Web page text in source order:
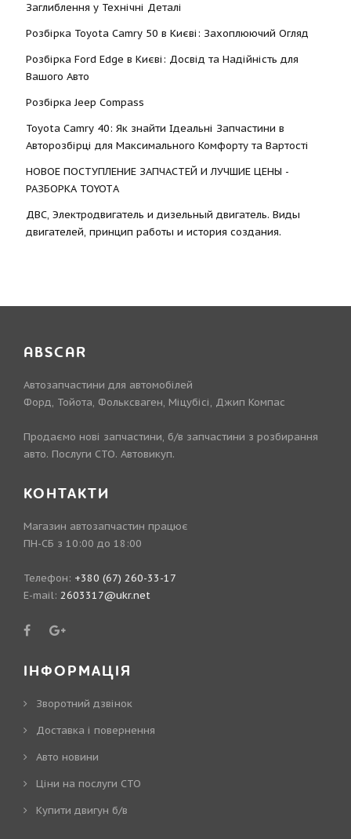
Заглиблення у Технічні Деталі
Розбірка Toyota Camry 50 в Києві: Захоплюючий Огляд
Розбірка Ford Edge в Києві: Досвід та Надійність для
Вашого Авто
Розбірка Jeep Compass
Toyota Camry 40: Як знайти Ідеальні Запчастини в
Авторозбірці для Максимального Комфорту та Вартості
НОВОЕ ПОСТУПЛЕНИЕ ЗАПЧАСТЕЙ И ЛУЧШИЕ ЦЕНЫ -
РАЗБОРКА TOYOTА
ДВС, Электродвигатель и дизельный двигатель. Виды
двигателей, принцип работы и история создания.
ABSCAR
Автозапчастини для автомобілей
Форд, Тойота, Фольксваген, Міцубісі, Джип Компас
Продаємо нові запчастини, б/в запчастини з розбирання
авто. Послуги СТО. Автовикуп.
КОНТАКТИ
Магазин автозапчастин працює
ПН-СБ з 10:00 до 18:00
Телефон: +380 (67) 260-33-17
E-mail: 2603317@ukr.net
ІНФОРМАЦІЯ
Зворотний дзвінок
Доставка і повернення
Авто новини
Ціни на послуги СТО
Купити двигун б/в